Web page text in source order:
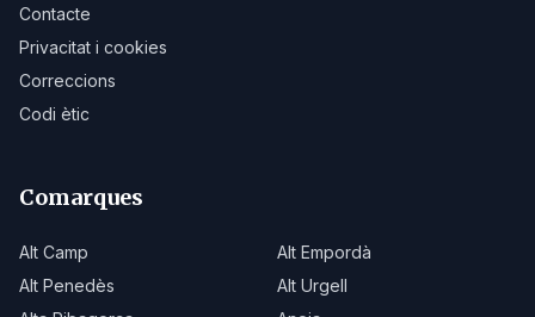
Contacte
Privacitat i cookies
Correccions
Codi ètic
Comarques
Alt Camp
Alt Empordà
Alt Penedès
Alt Urgell